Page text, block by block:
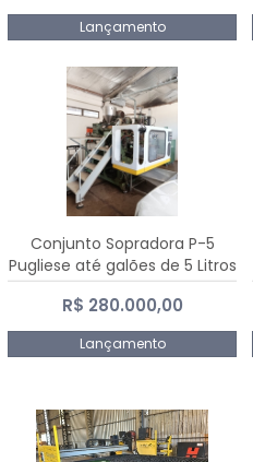
Lançamento
Conjunto Sopradora P-5
Pugliese até galões de 5 Litros
R$ 280.000,00
Lançamento